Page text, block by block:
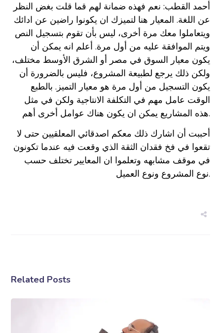
أحمد القطب: نعم فهذه ضمانة لهم قما قلت بغض النظر
عن اللغة. المعيار هنا لتميزك ان يكونوا راضين عن ادائك
ويتعاملوا معك مرة أخرى، ليس بأن تقوم بتسجيل النص
ويتم الموافقة عليه من أول مرة. أعلم انه يمكن أن
يكون معيار السوق في مصر أو الشرق الأوسط مختلف،
ولكن ذلك يرجع لطبيعة المشروع، فليس بالضرورة أن
يكون التسجيل من أول مرة هو معيار التميز. بالطبع
الوقت عامل مهم في التكلفة الانتاجية ولكن في مثل
هذه المشاريع يمكن ان يكون هناك عوامل أخرى أهم.
أحببت أن اشارك ذلك معكم اصدقائي المعلقيين حتى لا
تقعوا في فخ فقدان الثقة الذي وقعت فيه عندما تكونون
في موقف مشابهه وتعلموا ان المعايير تختلف حسب
نوع المشروع ونوع العميل.
Related Posts